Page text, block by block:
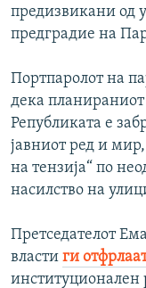
предизвикани од
предградие на
Портпаролот на
дека
Републиката е
јавниот ред и мир,
на тензија“ по
насилство на
Претседателот
власти ги
институционален